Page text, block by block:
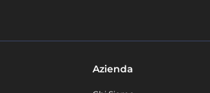
Azienda